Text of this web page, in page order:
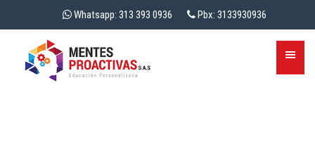
Whatsapp: 313 393 0936 Pbx: 3133930936